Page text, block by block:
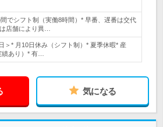
でシフト制（実働8時間）* 早番、遅番は交代
店舗により異…
＞* 月10日休み（シフト制）* 夏季休暇* 産
あり）* 有…
気になる